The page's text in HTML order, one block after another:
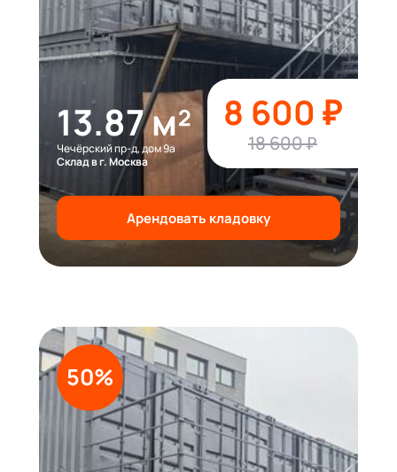
13.87 м²
Чечёрский пр-д, дом 9а
Склад в г. Москва
8 600 ₽
18 600 ₽
Арендовать кладовку
50%